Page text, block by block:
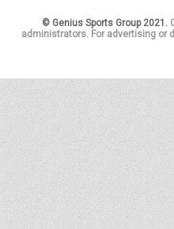
© Genius Sports Group 2021.
administrators. For advertising or